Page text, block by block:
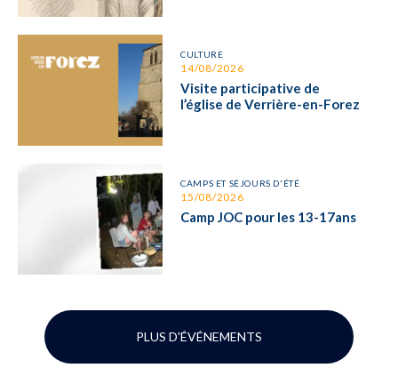
PLUS D'ÉVÉNEMENTS
CULTURE
14/08/2026
Visite participative de
l’église de Verrière-en-Forez
CAMPS ET SÉJOURS D'ÉTÉ
15/08/2026
Camp JOC pour les 13-17ans